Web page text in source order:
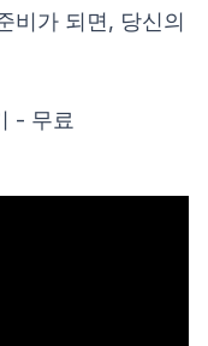
비가 되면, 당신의
- 무료